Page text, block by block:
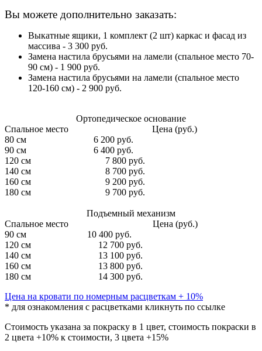
Вы можете дополнительно заказать:
Выкатные ящики, 1 комплект (2 шт) каркас и фасад из
массива - 3 300 руб.
Замена настила брусьями на ламели (спальное место 70-
90 см) - 1 900 руб.
Замена настила брусьями на ламели (спальное место
120-160 см) - 2 900 руб.
Ортопедическое основание
Спальное место
Цена (руб.)
80 см
6 200 руб.
90 см
6 400 руб.
120 см
7 800 руб.
140 см
8 700 руб.
160 см
9 200 руб.
180 см
9 700 руб.
Подъемный механизм
Спальное место
Цена (руб.)
90 см
10 400 руб.
120 см
12 700 руб.
140 см
13 100 руб.
160 см
13 800 руб.
180 см
14 300 руб.
Цена на кровати по номерным расцветкам + 10%
* для ознакомления с расцветками кликнуть по ссылке
Стоимость указана за покраску в 1 цвет, стоимость покраски в
2 цвета +10% к стоимости, 3 цвета +15%